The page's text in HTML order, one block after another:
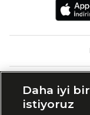
Daha iyi
istiyoruz